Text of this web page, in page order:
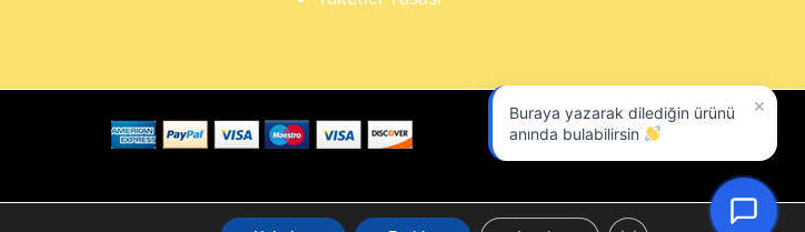
×
Buraya yazarak dilediğin ürünü
anında bulabilirsin